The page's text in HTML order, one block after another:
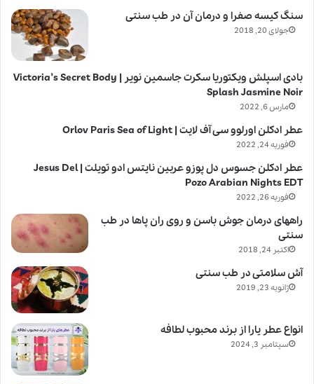
سنگ کیسه صفرا و درمان آن در طب سنتی
جولای 20, 2018
بادی اسپلش ویکتوریا سکرت جاسمین نویر | Victoria’s Secret Body
Splash Jasmine Noir
مارس 6, 2022
عطر ادکلن اورلوو سی آف لایت | Orlov Paris Sea of Light
فوریه 24, 2022
عطر ادکلن جسوس دل پوزو عربین نایتس ادو تویلت | Jesus Del
Pozo Arabian Nights EDT
فوریه 26, 2022
راههای درمان جوش باسن و روی ران پاها در طب
سنتی
اکتبر 24, 2018
آش سلامتی در طب سنتی
ژانویه 23, 2019
انواع عطر یارا از برند محبوب لطافه
سپتامبر 3, 2024